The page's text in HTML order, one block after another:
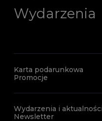
Wydarzenia
Karta podarunkowa
Promocje
Wydarzenia i aktualności
Newsletter